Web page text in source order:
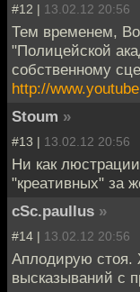
#12 | 13.02.12 20:56
Тем временем,
"Полицейской
собственному
http://
Stoum »
#13 | 13.02.12 20:56
Ни как
"креативных" за
cSc.paullus »
#14 | 13.02.12 20:56
Аплодирую стоя.
высказываний с